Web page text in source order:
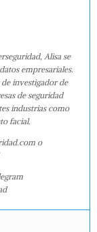
Alisa se
empresariales.
investigador de
de seguridad
industrias como
facial.
o